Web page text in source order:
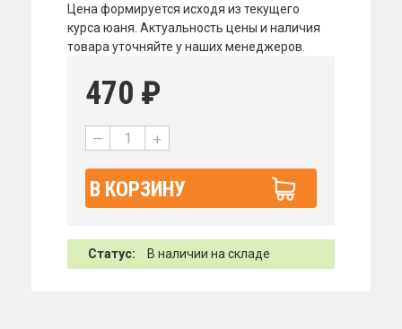
Цена формируется исходя из текущего
курса юаня. Актуальность цены и наличия
товара уточняйте у наших менеджеров.
470 ₽
— +
В КОРЗИНУ
Статус: В наличии на складе